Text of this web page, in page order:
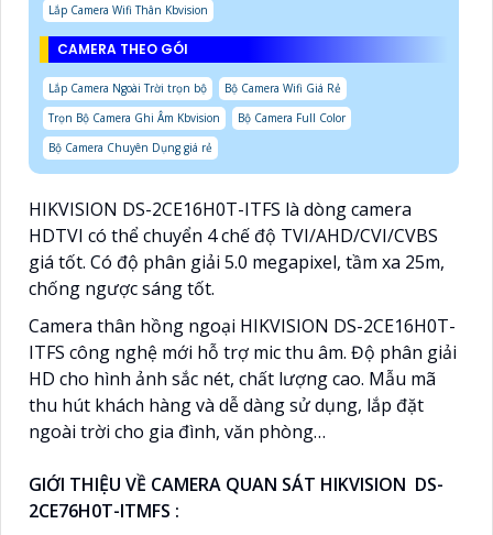
Lắp Camera Wifi Thân Kbvision
CAMERA THEO GÓI
Lắp Camera Ngoài Trời trọn bộ
Bộ Camera Wifi Giá Rẻ
Trọn Bộ Camera Ghi Âm Kbvision
Bộ Camera Full Color
Bộ Camera Chuyên Dụng giá rẻ
HIKVISION DS-2CE16H0T-ITFS là dòng camera
HDTVI có thể chuyển 4 chế độ TVI/AHD/CVI/CVBS
giá tốt. Có độ phân giải 5.0 megapixel, tầm xa 25m,
chống ngược sáng tốt.
Camera thân hồng ngoại HIKVISION DS-2CE16H0T-
ITFS công nghệ mới hỗ trợ mic thu âm. Độ phân giải
HD cho hình ảnh sắc nét, chất lượng cao. Mẫu mã
thu hút khách hàng và dễ dàng sử dụng, lắp đặt
ngoài trời cho gia đình, văn phòng…
GIỚI THIỆU VỀ CAMERA QUAN SÁT HIKVISION DS-
2CE76H0T-ITMFS :